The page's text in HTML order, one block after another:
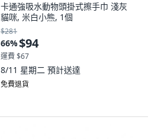
卡通強吸水動物頭掛式擦手巾 淺灰
貓咪, 米白小熊, 1個
$281
66%$94
運費 $67
8/11 星期二 預計送達
免費退貨